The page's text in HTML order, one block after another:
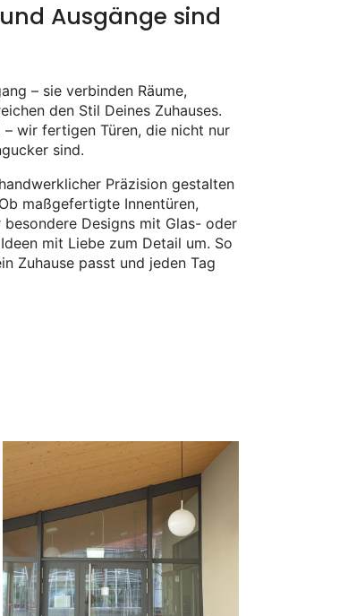
Ausgänge sind
– sie verbinden Räume,
den Stil Deines Zuhauses.
wir fertigen Türen, die nicht nur
sind.
Präzision gestalten
maßgefertigte Innentüren,
Designs mit Glas- oder
mit Liebe zum Detail um. So
Zuhause passt und jeden Tag